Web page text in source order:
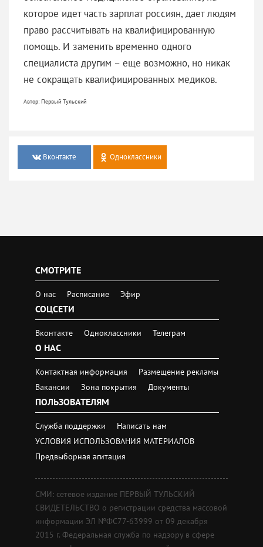
которое идет часть зарплат россиян, дает людям
право рассчитывать на квалифицированную
помощь. И заменить временно одного
специалиста другим – еще возможно, но никак
не сокращать квалифицированных медиков.
Автор: Первый Тульский
Вконтакте Одноклассники
СМОТРИТЕ
О нас Расписание Эфир
СОЦСЕТИ
Вконтакте Одноклассники Телеграм
О НАС
Контактная информация
Размещение рекламы
Вакансии
Зона покрытия Документы
ПОЛЬЗОВАТЕЛЯМ
Служба поддержки
Написать нам
УСЛОВИЯ ИСПОЛЬЗОВАНИЯ МАТЕРИАЛОВ
Предвыборная агитация
СМИ: сетевое издание ПЕРВЫЙ ТУЛЬСКИЙ
СВИДЕТЕЛЬСТВО о регистрации средства массовой
информации ЭЛ №ФС77-63999 от 09 декабря
2015 г. Федеральная служба по надзору в сфере